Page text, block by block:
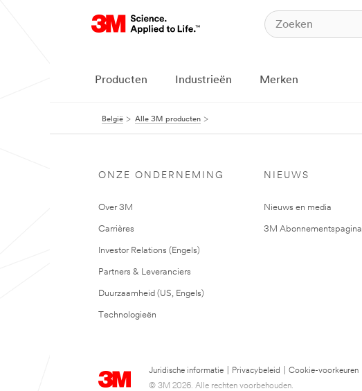
Producten Industrieën Merken
België Alle 3M producten
ONZE ONDERNEMING
Over 3M
Carrières
Investor Relations (Engels)
Partners & Leveranciers
Duurzaamheid (US, Engels)
Technologieën
NIEUWS
Nieuws en media
3M Abonnementspagina
Juridische informatie Privacybeleid
Cookie-voorkeuren
© 3M 2026. Alle rechten voorbehouden.